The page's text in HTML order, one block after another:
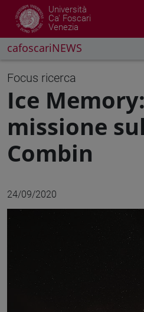
Università
Ca' Foscari
Venezia
cafoscariNEWS
Focus ricerca
Ice
missione
Combin
24/09/2020